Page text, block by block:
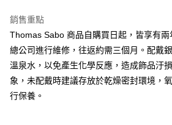
運送方式
黑貓宅急便
每筆NT$100，滿NT$3,000(含以上)免運費
銷售重點
Thomas Sabo 商品自購買日起，皆享有
總公司進行維修，往返約需三個月。配戴
溫泉水，以免產生化學反應，造成飾品汙
象，未配戴時建議存放於乾燥密封環境，
行保養。